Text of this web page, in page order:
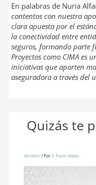
En palabras de Nuria
contentos con nuestra
clara apuesta por el
la conectividad entre
seguros, formando parte
Proyectos como CIMA es
iniciativas que aporten
aseguradora a través del
Quizás te
ebroker/ PorS. Fecor News